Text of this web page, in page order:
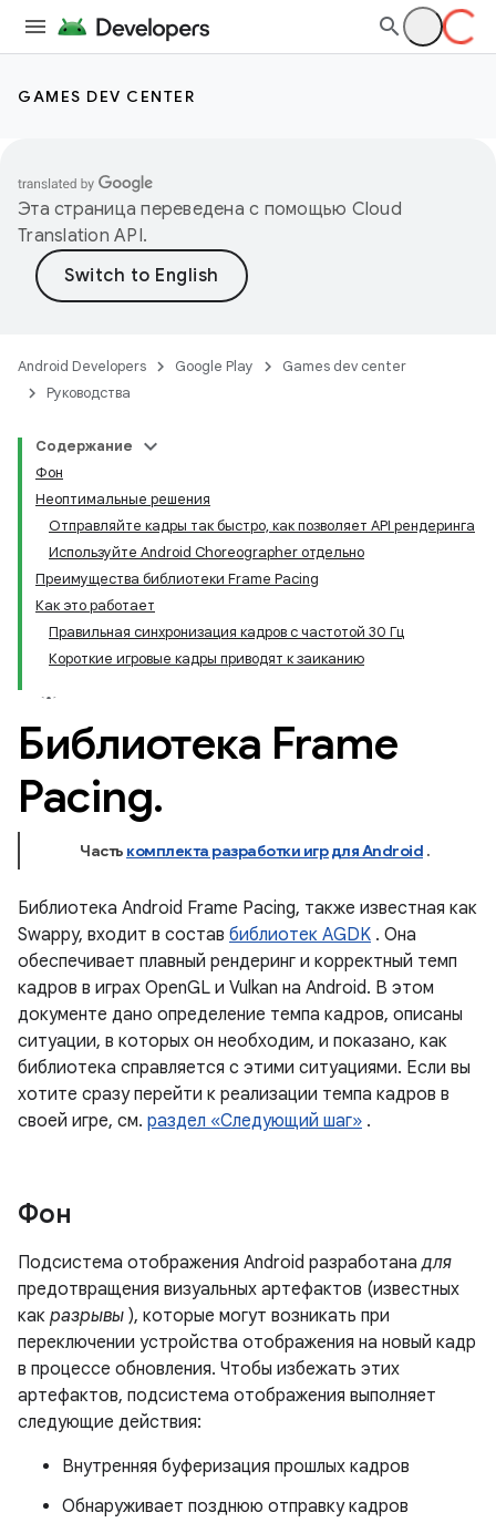
GAMES DEV CENTER
Эта страница переведена с помощью Cloud
Translation API.
Android Developers Google Play
Games dev center
Руководства
Содержание
Фон
Неоптимальные решения
Отправляйте кадры так быстро, как позволяет API рендеринга
Используйте Android Choreographer отдельно
Преимущества библиотеки Frame Pacing
Как это работает
Правильная синхронизация кадров с частотой 30 Гц
Короткие игровые кадры приводят к заиканию
Библиотека Frame
Pacing.
Часть комплекта разработки игр для Android .
Библиотека Android Frame Pacing, также известная как
Swappy, входит в состав библиотек AGDK . Она
обеспечивает плавный рендеринг и корректный темп
кадров в играх OpenGL и Vulkan на Android. В этом
документе дано определение темпа кадров, описаны
ситуации, в которых он необходим, и показано, как
библиотека справляется с этими ситуациями. Если вы
хотите сразу перейти к реализации темпа кадров в
своей игре, см. раздел «Следующий шаг» .
Фон
Подсистема отображения Android разработанадля
предотвращения визуальных артефактов (известных
как разрывы ), которые могут возникать при
переключении устройства отображения на новый кадр
в процессе обновления. Чтобы избежать этих
артефактов, подсистема отображения выполняет
следующие действия:
Внутренняя буферизация прошлых кадров
Обнаруживает позднюю отправку кадров